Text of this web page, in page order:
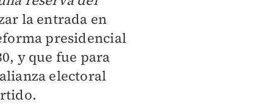
la entrada en
presidencial
y que fue para
electoral